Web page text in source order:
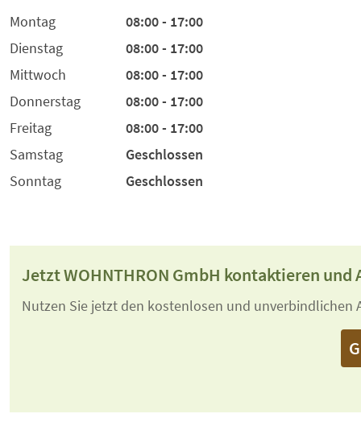
Montag
08:00 - 17:00
Dienstag
08:00 - 17:00
Mittwoch
08:00 - 17:00
Donnerstag
08:00 - 17:00
Freitag
08:00 - 17:00
Samstag
Geschlossen
Sonntag
Geschlossen
Jetzt WOHNTHRON GmbH kontaktieren und
Nutzen Sie jetzt den kostenlosen und unverbindlichen